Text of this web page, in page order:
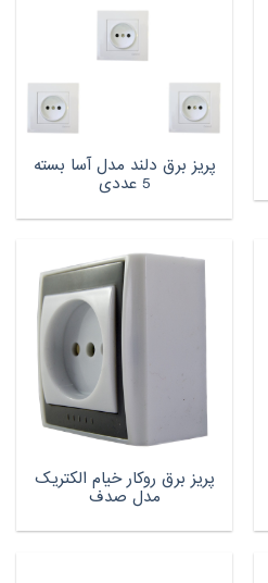
پریز برق دلند مدل آسا بسته
5 عددی
پریز برق روکار خیام الکتریک
مدل صدف